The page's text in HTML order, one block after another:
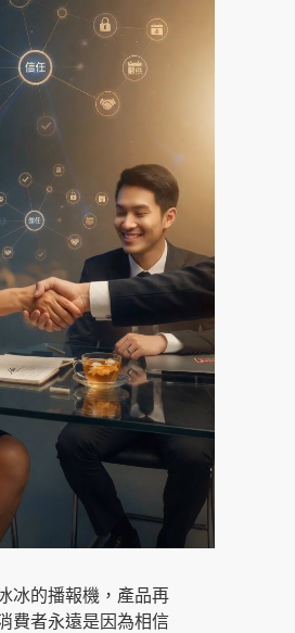
冰的播報機，產品再
費者永遠是因為相信